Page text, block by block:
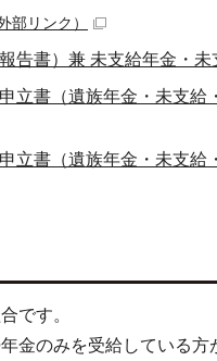
外部リンク）
告書）兼 未支給年金・未
立書（遺族年金・未支
立書（遺族年金・未支
です。
金のみを受給している